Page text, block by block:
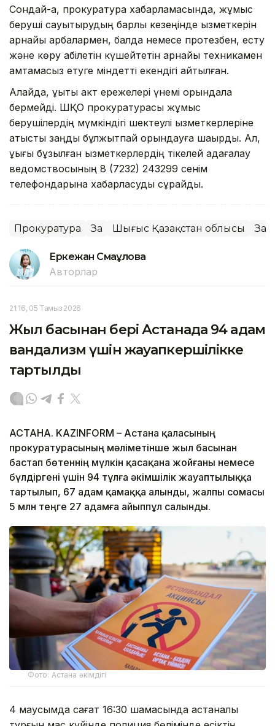
Сондай-ақ, прокуратура хабарламасында, жұмыс
беруші сауықтырудың барлық кезеңінде қызметкерін
арнайы арбалармен, балдақ немесе протезбен, есту
және көру қабілетін күшейтетін арнайы техникамен
қамтамасыз етуге міндетті екендігі айтылған.
Алайда, құқықтық акт ережелері үнемі орындала
бермейді. ШҚО прокуратурасы жұмыс
берушілердің мүмкіндігі шектеулі қызметкерлеріне
қатысты заңды бұлжытпай орындауға шақырды. Ал,
құқығы бұзылған қызметкерлердің тікелей қадағалау
ведомствосының 8 (7232) 243299 сенім
телефондарына хабарласуды сұрайды.
Прокуратура Заң Шығыс Қазақстан облысы Заң
Еркежан Смағұлова
Авторлар
21:16, 05 Тамыз 2026
Жыл басынан бері Астанада 94 адам
вандализм үшін жауапкершілікке
тартылды
АСТАНА. KAZINFORM – Астана қаласының
прокуратурасының мәліметінше жыл басынан
бастап бөтеннің мүлкін қасақана жойғаны немесе
бүлдіргені үшін 94 тұлға әкімшілік жауаптылыққа
тартылып, 67 адам қамаққа алынды, жалпы сомасы
5 млн теңге 27 адамға айыппұл салынды.
Фото: Астана әкімдігі
4 маусымда сағат 16:30 шамасында астаналық